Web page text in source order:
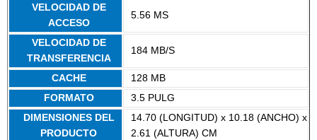
VELOCIDAD DE
ACCESO
5.56 MS
VELOCIDAD DE
TRANSFERENCIA
184 MB/S
CACHE
128 MB
FORMATO
3.5 PULG
DIMENSIONES DEL
PRODUCTO
14.70 (LONGITUD) x 10.18 (ANCHO) x
2.61 (ALTURA) CM